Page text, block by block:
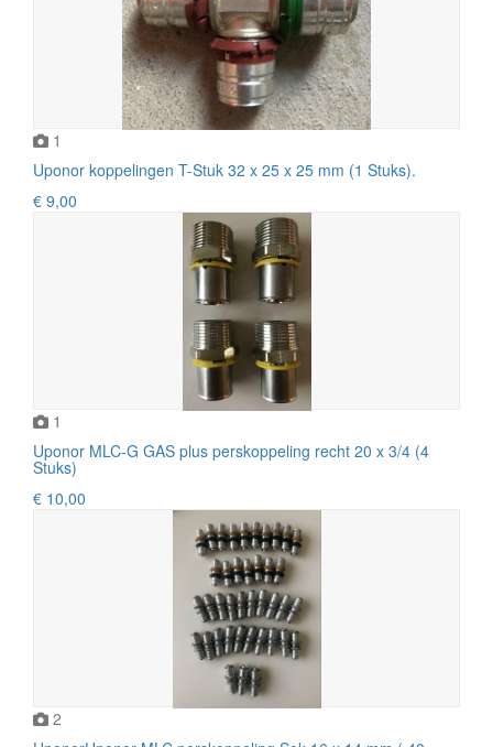
1
Uponor koppelingen T-Stuk 32 x 25 x 25 mm (1 Stuks).
€ 9,00
1
Uponor MLC-G GAS plus perskoppeling recht 20 x 3/4 (4
Stuks)
€ 10,00
2